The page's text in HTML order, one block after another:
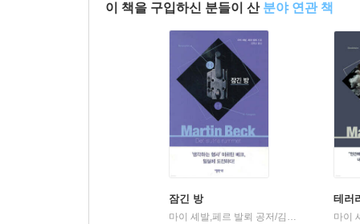
이 책을 구입하신 분들이 산 분야 연관 책
잠긴 방
마이 셰발,페르 발뢰 공저/김명남 역
엘릭시
테러